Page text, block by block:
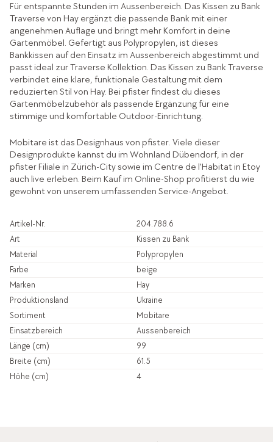
Für entspannte Stunden im Aussenbereich. Das Kissen zu Bank
Traverse von Hay ergänzt die passende Bank mit einer
angenehmen Auflage und bringt mehr Komfort in deine
Gartenmöbel. Gefertigt aus Polypropylen, ist dieses
Bankkissen auf den Einsatz im Aussenbereich abgestimmt und
passt ideal zur Traverse Kollektion. Das Kissen zu Bank Traverse
verbindet eine klare, funktionale Gestaltung mit dem
reduzierten Stil von Hay. Bei pfister findest du dieses
Gartenmöbelzubehör als passende Ergänzung für eine
stimmige und komfortable Outdoor-Einrichtung.
Mobitare ist das Designhaus von pfister. Viele dieser
Designprodukte kannst du im Wohnland Dübendorf, in der
pfister Filiale in Zürich-City sowie im Centre de l'Habitat in Etoy
auch live erleben. Beim Kauf im Online-Shop profitierst du wie
gewohnt von unserem umfassenden Service-Angebot.
Artikel-Nr.
204.788.6
Art
Kissen zu Bank
Material
Polypropylen
Farbe
beige
Marken
Hay
Produktionsland
Ukraine
Sortiment
Mobitare
Einsatzbereich
Aussenbereich
Länge (cm)
99
Breite (cm)
61.5
Höhe (cm)
4